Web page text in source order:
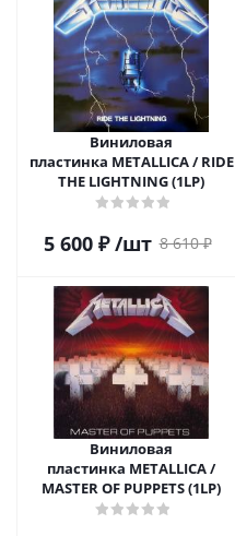
Виниловая
пластинка METALLICA / RIDE
THE LIGHTNING (1LP)
5 600₽ /шт 8 610₽
Виниловая
пластинка METALLICA /
MASTER OF PUPPETS (1LP)